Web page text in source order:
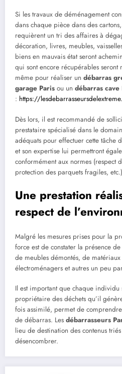
Si les travaux de déménagement
dans chaque pièce dans des
requièrent un tri des affaires à
décoration, livres, meubles,
biens en mauvais état seront
qui sont encore récupérables seront
même pour réaliser un débarras
garage Paris ou un débarras cave
: https://
Dès lors, il est recommandé de
prestataire spécialisé dans le
adéquats pour effectuer cette tâche
et son expertise lui permettront
conformément aux normes (respect
protection des parquets fragiles,
Une prestation
respect de
Malgré les mesures prises pour la
force est de constater la présence
de meubles démontés, de
électroménagers et autres un peu
Il est important que chaque individu
propriétaire des déchets qu’il
fois assimilé, permet de
de débarras. Les débarrasseurs
lieu de destination des contenus
désencombrer.